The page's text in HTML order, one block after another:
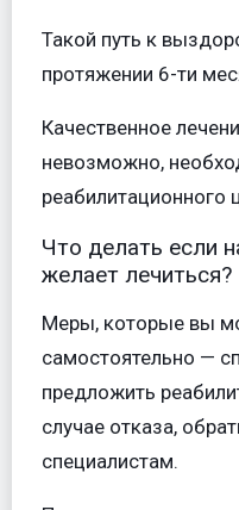
Такой путь к
протяжении 6-ти
Качественное
невозможно,
реабилитационного
Что делать если
желает лечиться?
Меры, которые вы
самостоятельно —
предложить
случае отказа,
специалистам.